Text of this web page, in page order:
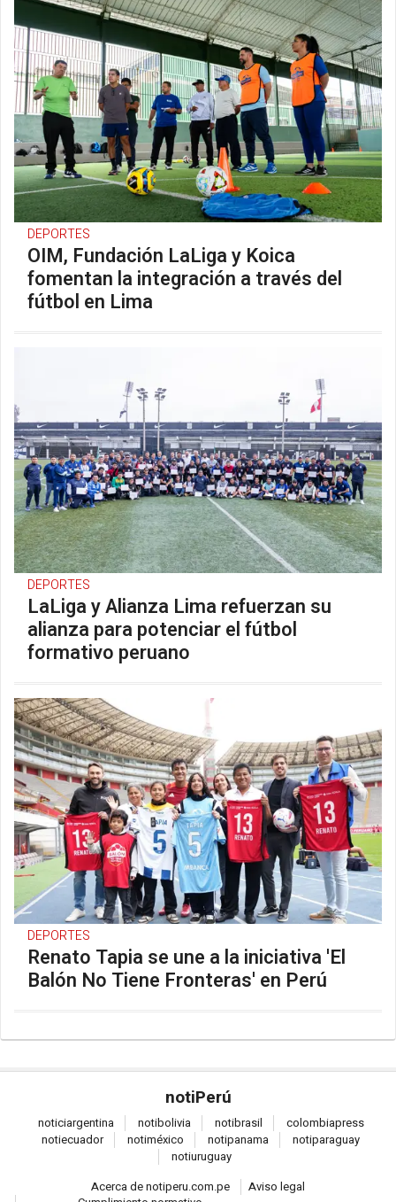
DEPORTES
OIM, Fundación LaLiga y Koica
fomentan la integración a través del
fútbol en Lima
DEPORTES
LaLiga y Alianza Lima refuerzan su
alianza para potenciar el fútbol
formativo peruano
DEPORTES
Renato Tapia se une a la iniciativa 'El
Balón No Tiene Fronteras' en Perú
notiPerú
noticiargentina notibolivia notibrasil colombiapress
notiecuador notiméxico notipanama notiparaguay
notiuruguay
Acerca de notiperu.com.pe
Aviso legal